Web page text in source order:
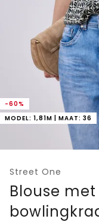
-60%
MODEL: 1,81M | MAAT: 36
Street One
Blouse